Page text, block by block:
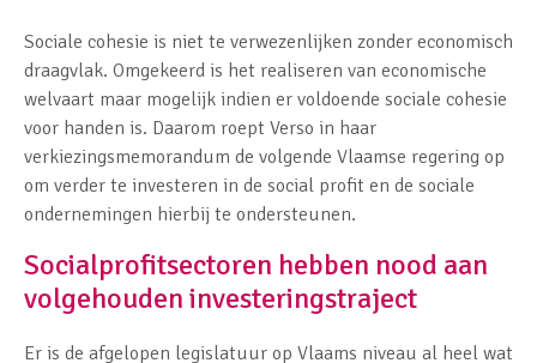
Sociale cohesie is niet te verwezenlijken zonder economisch
draagvlak. Omgekeerd is het realiseren van economische
welvaart maar mogelijk indien er voldoende sociale cohesie
voor handen is. Daarom roept Verso in haar
verkiezingsmemorandum de volgende Vlaamse regering op
om verder te investeren in de social profit en de sociale
ondernemingen hierbij te ondersteunen.
Socialprofitsectoren hebben nood aan
volgehouden investeringstraject
Er is de afgelopen legislatuur op Vlaams niveau al heel wat